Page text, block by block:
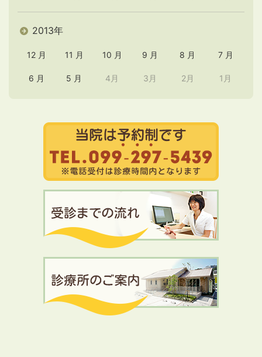
2013年
12 月 11 月 10 月 9 月 8 月 7 月
6 月 5 月 4月 3月 2月 1月